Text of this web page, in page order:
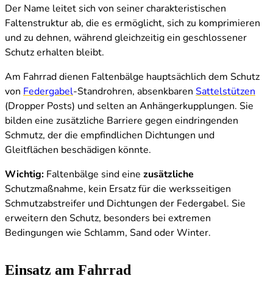
Der Name leitet sich von seiner charakteristischen
Faltenstruktur ab, die es ermöglicht, sich zu komprimieren
und zu dehnen, während gleichzeitig ein geschlossener
Schutz erhalten bleibt.
Am Fahrrad dienen Faltenbälge hauptsächlich dem Schutz
von Federgabel-Standrohren, absenkbaren Sattelstützen
(Dropper Posts) und selten an Anhängerkupplungen. Sie
bilden eine zusätzliche Barriere gegen eindringenden
Schmutz, der die empfindlichen Dichtungen und
Gleitflächen beschädigen könnte.
Wichtig: Faltenbälge sind eine zusätzliche
Schutzmaßnahme, kein Ersatz für die werksseitigen
Schmutzabstreifer und Dichtungen der Federgabel. Sie
erweitern den Schutz, besonders bei extremen
Bedingungen wie Schlamm, Sand oder Winter.
Einsatz am Fahrrad